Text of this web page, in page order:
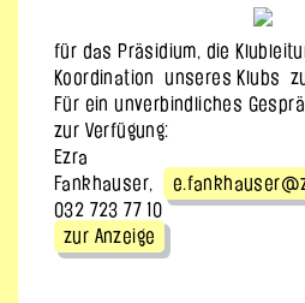
für das Präsidium, die
Koordination unseres Klubs
Für ein unverbindliches
zur Verfügung:
Ezra
Fankhauser,
032 723 77 10
zur Anzeige